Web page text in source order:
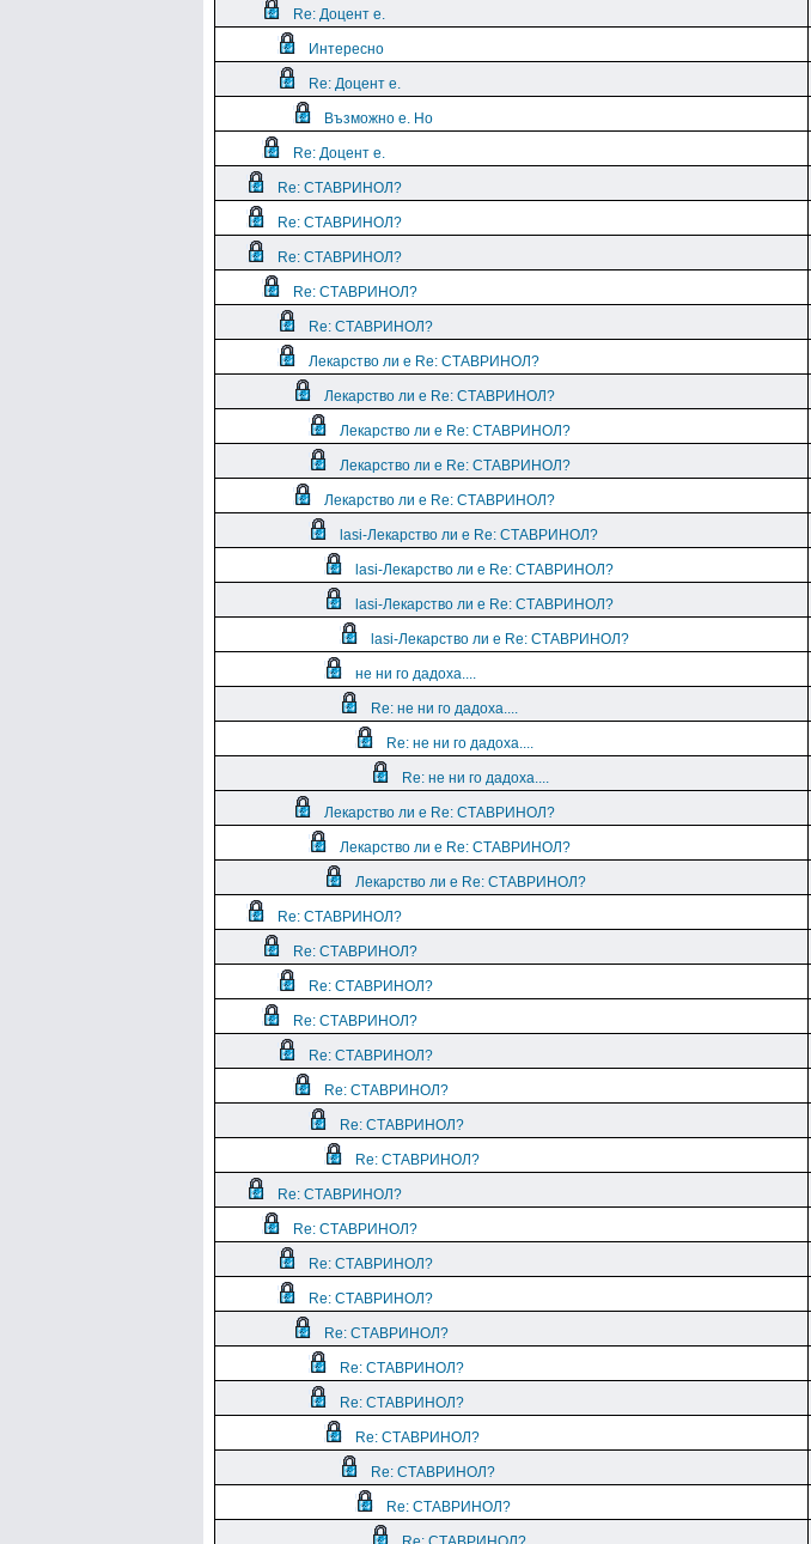
Re: Доцент е.
Интересно
Re: Доцент е.
Възможно е. Но
Re: Доцент е.
Re: СТАВРИНОЛ?
Re: СТАВРИНОЛ?
Re: СТАВРИНОЛ?
Re: СТАВРИНОЛ?
Re: СТАВРИНОЛ?
Лекарство ли е Re: СТАВРИНОЛ?
Лекарство ли е Re: СТАВРИНОЛ?
Лекарство ли е Re: СТАВРИНОЛ?
Лекарство ли е Re: СТАВРИНОЛ?
Лекарство ли е Re: СТАВРИНОЛ?
lasi-Лекарство ли е Re: СТАВРИНОЛ?
lasi-Лекарство ли е Re: СТАВРИНОЛ?
lasi-Лекарство ли е Re: СТАВРИНОЛ?
lasi-Лекарство ли е Re: СТАВРИНОЛ?
не ни го дадоха....
Re: не ни го дадоха....
Re: не ни го дадоха....
Re: не ни го дадоха....
Лекарство ли е Re: СТАВРИНОЛ?
Лекарство ли е Re: СТАВРИНОЛ?
Лекарство ли е Re: СТАВРИНОЛ?
Re: СТАВРИНОЛ?
Re: СТАВРИНОЛ?
Re: СТАВРИНОЛ?
Re: СТАВРИНОЛ?
Re: СТАВРИНОЛ?
Re: СТАВРИНОЛ?
Re: СТАВРИНОЛ?
Re: СТАВРИНОЛ?
Re: СТАВРИНОЛ?
Re: СТАВРИНОЛ?
Re: СТАВРИНОЛ?
Re: СТАВРИНОЛ?
Re: СТАВРИНОЛ?
Re: СТАВРИНОЛ?
Re: СТАВРИНОЛ?
Re: СТАВРИНОЛ?
Re: СТАВРИНОЛ?
Re: СТАВРИНОЛ?